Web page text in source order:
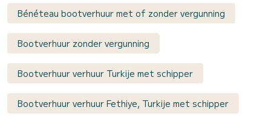
Bénéteau bootverhuur met of zonder vergunning
Bootverhuur zonder vergunning
Bootverhuur verhuur Turkije met schipper
Bootverhuur verhuur Fethiye, Turkije met schipper